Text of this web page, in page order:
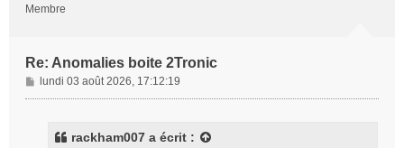
Membre
Re: Anomalies boite 2Tronic
M
e
lundi 03 août 2026, 17:12:19
rackham007 a écrit :